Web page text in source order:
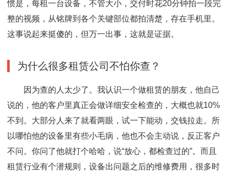
惯是，每租一台设备，不管大小，交付时花20分钟拍一段完
整的视频，从铭牌到各个关键部位都拍清楚，存在手机里。
这事说起来挺傻的，但万一出事，这就是证据。
为什么很多租赁公司不怕你查？
因为查的人太少了。我认识一个做租赁的朋友，他自己
说的，他的客户里真正会做详细安全检查的，大概也就10%
不到。大部分人来了就看两眼，试一下能动，交钱拉走。所
以哪怕他的设备里有些小毛病，他也不会主动说，反正客户
不问。你问了他就打个哈哈，说“放心，都检查过的”。而且
租赁行业有个潜规则，设备出问题之后的维修费用，很多时